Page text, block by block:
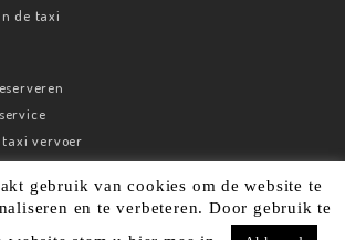
de taxi
vervoer
kvk: 65267761. Alle rechten
gebruik van cookies om de website te
en te verbeteren. Door gebruik te